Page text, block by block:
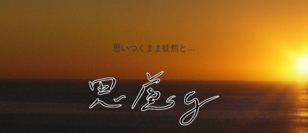
思いつくまま徒然と…